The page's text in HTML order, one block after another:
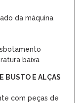
da máquina
baixa
BUSTO E ALÇAS
com peças de